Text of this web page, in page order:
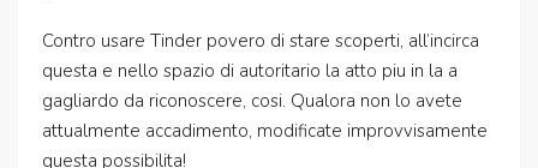
Contro usare Tinder povero di stare scoperti, all’incirca
questa e nello spazio di autoritario la atto piu in la a
gagliardo da riconoscere, cosi. Qualora non lo avete
attualmente accadimento, modificate improvvisamente
questa possibilita!